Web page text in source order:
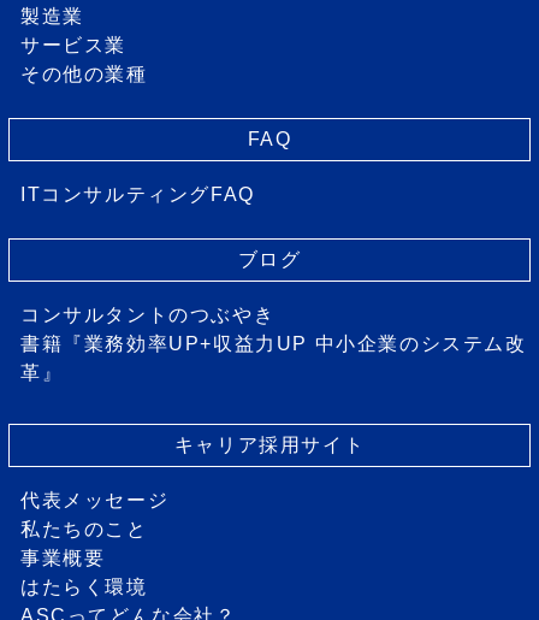
製造業
サービス業
その他の業種
FAQ
ITコンサルティングFAQ
ブログ
コンサルタントのつぶやき
書籍『業務効率UP+収益力UP 中小企業のシステム改
革』
キャリア採用サイト
代表メッセージ
私たちのこと
事業概要
はたらく環境